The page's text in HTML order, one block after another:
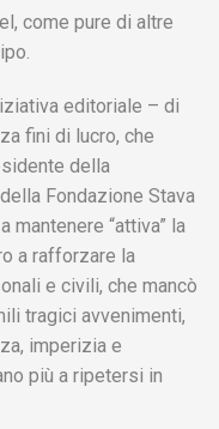
come pure di altre
editoriale – di
fini di lucro, che
della
Fondazione Stava
mantenere “attiva” la
a rafforzare la
e civili, che mancò
tragici avvenimenti,
imperizia e
più a ripetersi in